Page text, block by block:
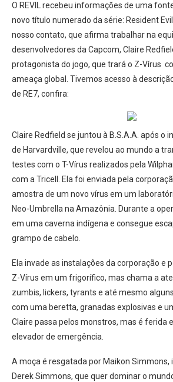
O REVIL recebeu informações de uma
novo título numerado da série: Resident
nosso contato, que afirma trabalhar na
desenvolvedores da Capcom, Claire
protagonista do jogo, que trará o Z-Vírus
ameaça global. Tivemos acesso à
de RE7, confira:
Claire Redfield se juntou à B.S.A.A. após o
de Harvardville, que revelou ao mundo a
testes com o T-Vírus realizados pela
com a Tricell. Ela foi enviada pela
amostra de um novo vírus em um
Neo-Umbrella na Amazônia. Durante a
em uma caverna indígena e consegue
grampo de cabelo.
Ela invade as instalações da corporação e
Z-Vírus em um frigorífico, mas chama a
zumbis, lickers, tyrants e até mesmo
com uma beretta, granadas explosivas e
Claire passa pelos monstros, mas é ferida
elevador de emergência.
A moça é resgatada por Maikon Simmons,
Derek Simmons, que quer dominar o